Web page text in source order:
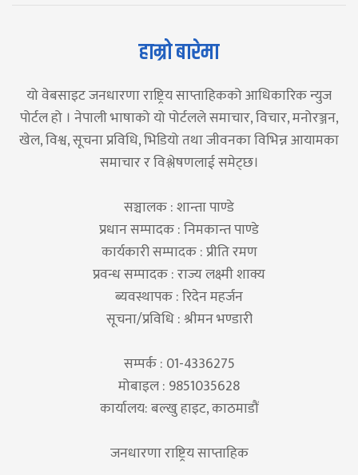
हाम्रो बारेमा
यो वेबसाइट जनधारणा राष्ट्रिय साप्ताहिकको आधिकारिक न्युज
पोर्टल हो । नेपाली भाषाको यो पोर्टलले समाचार, विचार, मनोरञ्जन,
खेल, विश्व, सूचना प्रविधि, भिडियो तथा जीवनका विभिन्न आयामका
समाचार र विश्लेषणलाई समेट्छ।
सञ्चालक : शान्ता पाण्डे
प्रधान सम्पादक : निमकान्त पाण्डे
कार्यकारी सम्पादक : प्रीति रमण
प्रवन्ध सम्पादक : राज्य लक्ष्मी शाक्य
ब्यवस्थापक : रिदेन महर्जन
सूचना/प्रविधि : श्रीमन भण्डारी
सम्पर्क : 01-4336275
मोबाइल : 9851035628
कार्यालय: बल्खु हाइट, काठमाडौं
जनधारणा राष्ट्रिय साप्ताहिक